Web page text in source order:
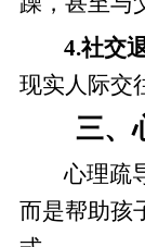
4.社交
现实人际交
三、
心理疏
而是帮助孩